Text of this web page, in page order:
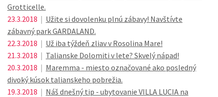
Grotticelle.
23.3.2018 | Užite si dovolenku plnú zábavy! Navštívte
zábavný park GARDALAND.
22.3.2018 | Už iba týždeň zliav v Rosolina Mare!
21.3.2018 | Talianske Dolomiti v lete? Skvelý nápad!
20.3.2018 | Maremma - miesto označované ako posledný
divoký kúsok talianskeho pobrežia.
19.3.2018 | Náš dnešný tip - ubytovanie VILLA LUCIA na